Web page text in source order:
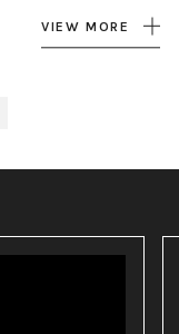
VIEW MORE